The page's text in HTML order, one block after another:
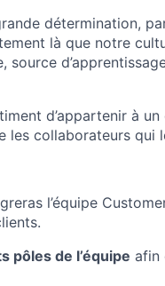
TEAM
SECTORS
détermination,
là que notre
source
d’appartenir à
les collaborateurs qui
l’équipe
pôles de l’équipe afin